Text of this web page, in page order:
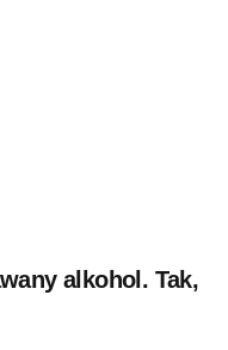
alkohol. Tak,